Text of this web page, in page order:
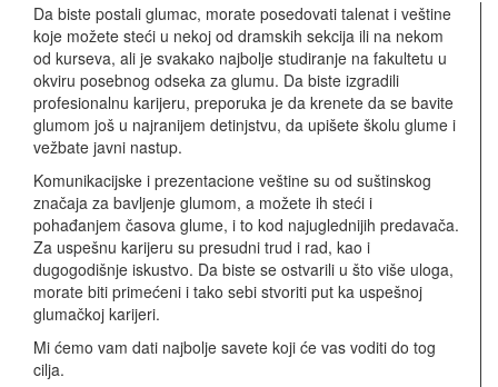
Da biste postali glumac, morate posedovati talenat i veštine
koje možete steći u nekoj od dramskih sekcija ili na nekom
od kurseva, ali je svakako najbolje studiranje na fakultetu u
okviru posebnog odseka za glumu. Da biste izgradili
profesionalnu karijeru, preporuka je da krenete da se bavite
glumom još u najranijem detinjstvu, da upišete školu glume i
vežbate javni nastup.
Komunikacijske i prezentacione veštine su od suštinskog
značaja za bavljenje glumom, a možete ih steći i
pohađanjem časova glume, i to kod najuglednijih predavača.
Za uspešnu karijeru su presudni trud i rad, kao i
dugogodišnje iskustvo. Da biste se ostvarili u što više uloga,
morate biti primećeni i tako sebi stvoriti put ka uspešnoj
glumačkoj karijeri.
Mi ćemo vam dati najbolje savete koji će vas voditi do tog
cilja.